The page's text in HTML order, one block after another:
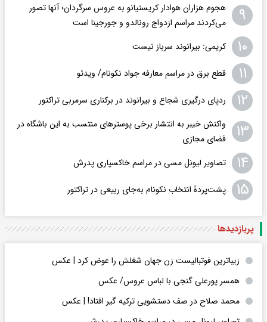
۹
هجوم هزاران هوادار کریستیانو به عروس سرگردان؛ آنها تصور
می‌کردند مراسم ازدواج رونالدو و جورجینا است
۱۰ کریمی: بیرانوند سرباز نیست
۱۱ قطع برق در مراسم معارفه جواد نکونام/ ویدئو
۱۲ ردپای درگیری شجاع و بیرانوند در برکناری سرمربی تراکتور
۱۳
واکنش خیبر به انتشار برخی پوسترهای منتسب به این باشگاه در
فضای مجازی
۱۴ تصاویر لیونل مسی در مراسم خاکسپاری پدرش
۱۵ پشت‌پردۀ انتخاب نکونام به‌جای ربیعی در ترا‌کتور
پربازدید‌ها
زیباترین فوتبالیست زن جهان شغلش را عوض کرد | عکس
همسر پورعلی گنجی با لباس عروس/ عکس
محمد صلاح در صف دستشویی ترکیه گیر افتاد! | عکس